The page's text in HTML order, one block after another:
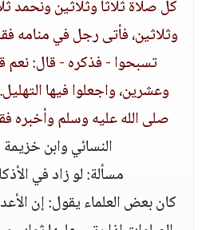
كل صلاة ثلاثاً وثلاثين ونحمد
وثلاثين، فأتى رجل في منامه
تسبحوا - فذكره - قال: نعم
وعشرين، واجعلوا فيها
صلى الله عليه وسلم وأخبره
النسائي وابن
مسألة: لو زاد في
كان بعض العلماء يقول: إن